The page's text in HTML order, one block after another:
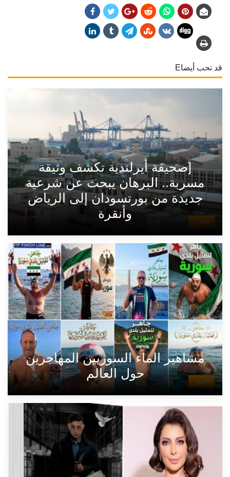
قد تحب أيضاE
الأخبار
[صحيفة أيرلندية تكشف وثيقة
مسربة.. البرهان يبحث عن شرعية
جديدة من بورتسودان إلى الرياض
وأنقرة
الأخبار
مشاهير الماء السوريين المهاجرين
حول العالم